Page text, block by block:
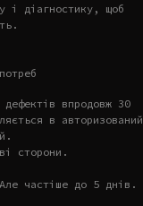
і діагностику, щоб
впродовж 30
в авторизований
сторони.
частіше до 5 днів.